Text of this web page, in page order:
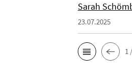
Sarah
23.07.2025
1